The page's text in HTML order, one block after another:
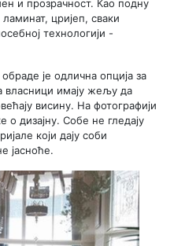
и прозрачност. Као подну
цријеп, сваки
технологији -
је одлична опција за
власници имају жељу да
висину. На фотографији
о дизајну. Собе не гледају
који дају соби
јасноће.